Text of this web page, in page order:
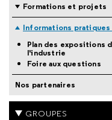
Formations et projets
Informations
Plan des expositions
l'industrie
Foire aux questions
Nos partenaires
GROUPES